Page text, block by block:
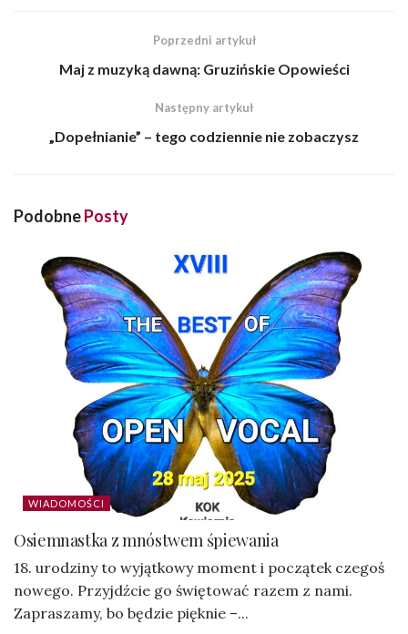
Poprzedni artykuł
Maj z muzyką dawną: Gruzińskie Opowieści
Następny artykuł
„Dopełnianie” – tego codziennie nie zobaczysz
PodobnePosty
WIADOMOŚCI
Osiemnastka z mnóstwem śpiewania
18. urodziny to wyjątkowy moment i początek czegoś
nowego. Przyjdźcie go świętować razem z nami.
Zapraszamy, bo będzie pięknie –...